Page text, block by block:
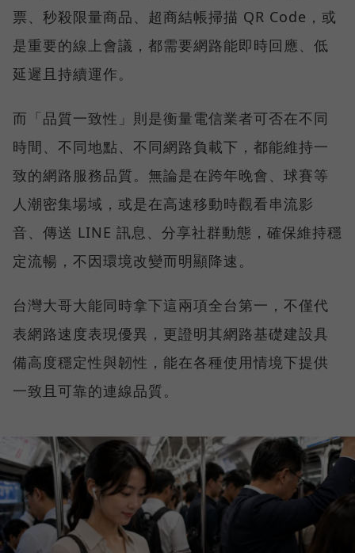
票、秒殺限量商品、超商結帳掃描 QR Code，或
是重要的線上會議，都需要網路能即時回應、低
延遲且持續運作。
而「品質一致性」則是衡量電信業者可否在不同
時間、不同地點、不同網路負載下，都能維持一
致的網路服務品質。無論是在跨年晚會、球賽等
人潮密集場域，或是在高速移動時觀看串流影
音、傳送 LINE 訊息、分享社群動態，確保維持穩
定流暢，不因環境改變而明顯降速。
台灣大哥大能同時拿下這兩項全台第一，不僅代
表網路速度表現優異，更證明其網路基礎建設具
備高度穩定性與韌性，能在各種使用情境下提供
一致且可靠的連線品質。